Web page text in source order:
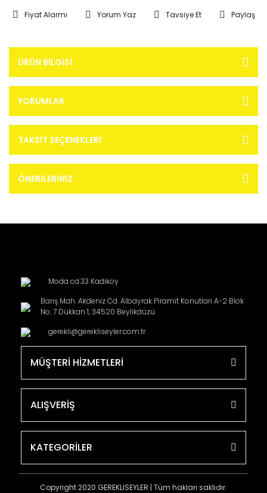
Fiyat Alarmı Yorum Yaz Tavsiye Et Paylaş
ÜRÜN BILGISI
YORUMLAR
TAKSIT SEÇENEKLERI
ÖNERILERINIZ
Moda cd.33 Kadikoy
Barış Mah. Akdeniz Cd. Albayrak Piramit Konutları A-2 Blok
No: 7 Dükkan 1, 34520 Beylikdüzü
gerekli@gerekliseyler.com.tr
MÜŞTERİ HİZMETLERİ
ALIŞVERİŞ
KATEGORİLER
Copyright 2020 GEREKLISEYLER | Tüm hakları saklıdır.